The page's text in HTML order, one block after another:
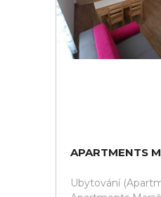
APARTMENTS
Ubytování